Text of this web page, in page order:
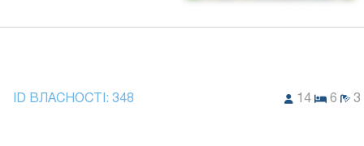
ID ВЛАСНОСТІ: 348 14 6 3